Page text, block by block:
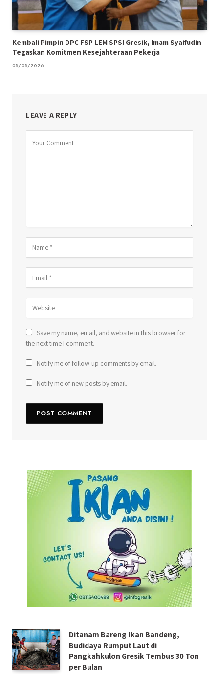
Kembali Pimpin DPC FSP LEM SPSI Gresik, Imam Syaifudin
Tegaskan Komitmen Kesejahteraan Pekerja
08/08/2026
LEAVE A REPLY
Save my name, email, and website in this browser for
the next time I comment.
Notify me of follow-up comments by email.
Notify me of new posts by email.
Ditanam Bareng Ikan Bandeng,
Budidaya Rumput Laut di
Pangkahkulon Gresik Tembus 30 Ton
per Bulan